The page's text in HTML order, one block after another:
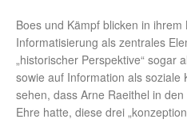
Boes und Kämpf blicken in ihrem
Informatisierung als zentrales
„historischer Perspektive“ sogar
sowie auf Information als soziale
sehen, dass Arne Raeithel in
Ehre hatte, diese drei